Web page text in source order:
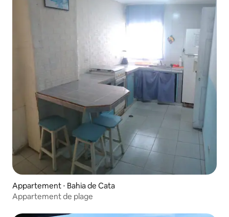
Appartement ⋅ Bahia de Cata
Appartement de plage